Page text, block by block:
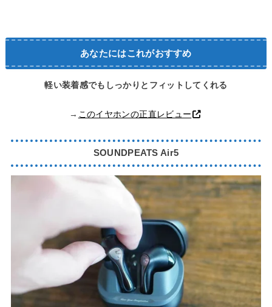
あなたにはこれがおすすめ
軽い装着感でもしっかりとフィットしてくれる
→ このイヤホンの正直レビュー
SOUNDPEATS Air5